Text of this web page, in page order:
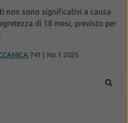
non sono significativi a causa
di 18 mesi, previsto per
741 | No 1 2025